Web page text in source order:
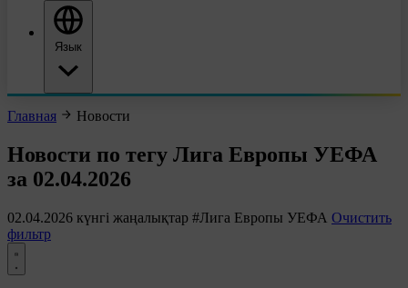
Язык
Главная Новости
Новости по тегу Лига Европы УЕФА
за 02.04.2026
02.04.2026 күнгі жаңалықтар #Лига Европы УЕФА Очистить
фильтр